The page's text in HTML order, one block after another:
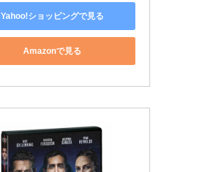
Yahoo!ショッピングで見る
Amazonで見る